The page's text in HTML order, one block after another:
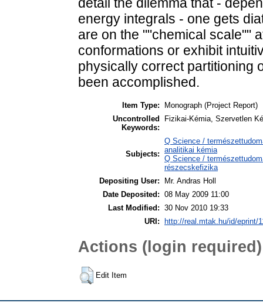
energy integrals - one gets
are on the ""chemical scale""
conformations or exhibit
physically correct partitioning
been accomplished.
Item Type:
Monograph (Project Report)
Uncontrolled
Keywords:
Fizikai-Kémia, Szervetlen
Subjects:
Q Science /
analitikai kémia
Q Science /
részecskefizika
Depositing User:
Mr. Andras Holl
Date Deposited: 08 May 2009 11:00
Last Modified: 30 Nov 2010 19:33
URI: http://real.mtak.hu/id/eprint/
Actions (login required)
Edit Item